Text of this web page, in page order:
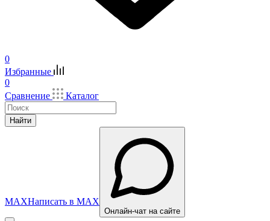
0
Избранные
0
Сравнение
Каталог
Найти
MAXНаписать в MAX
Онлайн-чат на сайте